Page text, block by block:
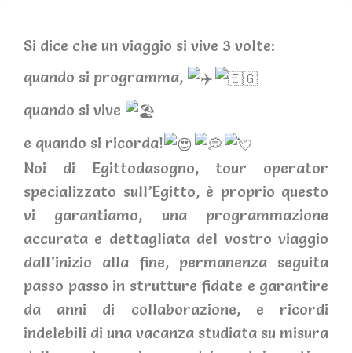
Si dice che un viaggio si vive 3 volte:
quando si programma,
quando si vive
e quando si ricorda!
Noi di Egittodasogno, tour operator
specializzato sull’Egitto, è proprio questo
vi garantiamo, una programmazione
accurata e dettagliata del vostro viaggio
dall’inizio alla fine, permanenza seguita
passo passo in strutture fidate e garantire
da anni di collaborazione, e ricordi
indelebili di una vacanza studiata su misura